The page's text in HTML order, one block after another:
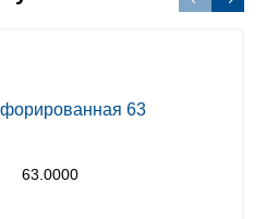
63
63.0000